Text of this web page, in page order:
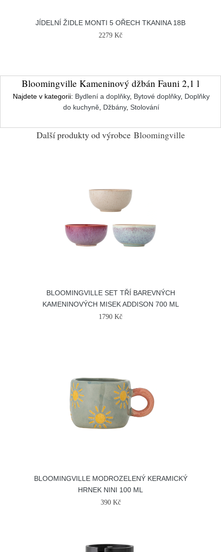
JÍDELNÍ ŽIDLE MONTI 5 OŘECH TKANINA 18B
2279 Kč
Bloomingville Kameninový džbán Fauni 2,1 l
Najdete v kategorii: Bydlení a doplňky, Bytové doplňky, Doplňky
do kuchyně, Džbány, Stolování
Další produkty od výrobce Bloomingville
BLOOMINGVILLE SET TŘÍ BAREVNÝCH
KAMENINOVÝCH MISEK ADDISON 700 ML
1790 Kč
BLOOMINGVILLE MODROZELENÝ KERAMICKÝ
HRNEK NINI 100 ML
390 Kč